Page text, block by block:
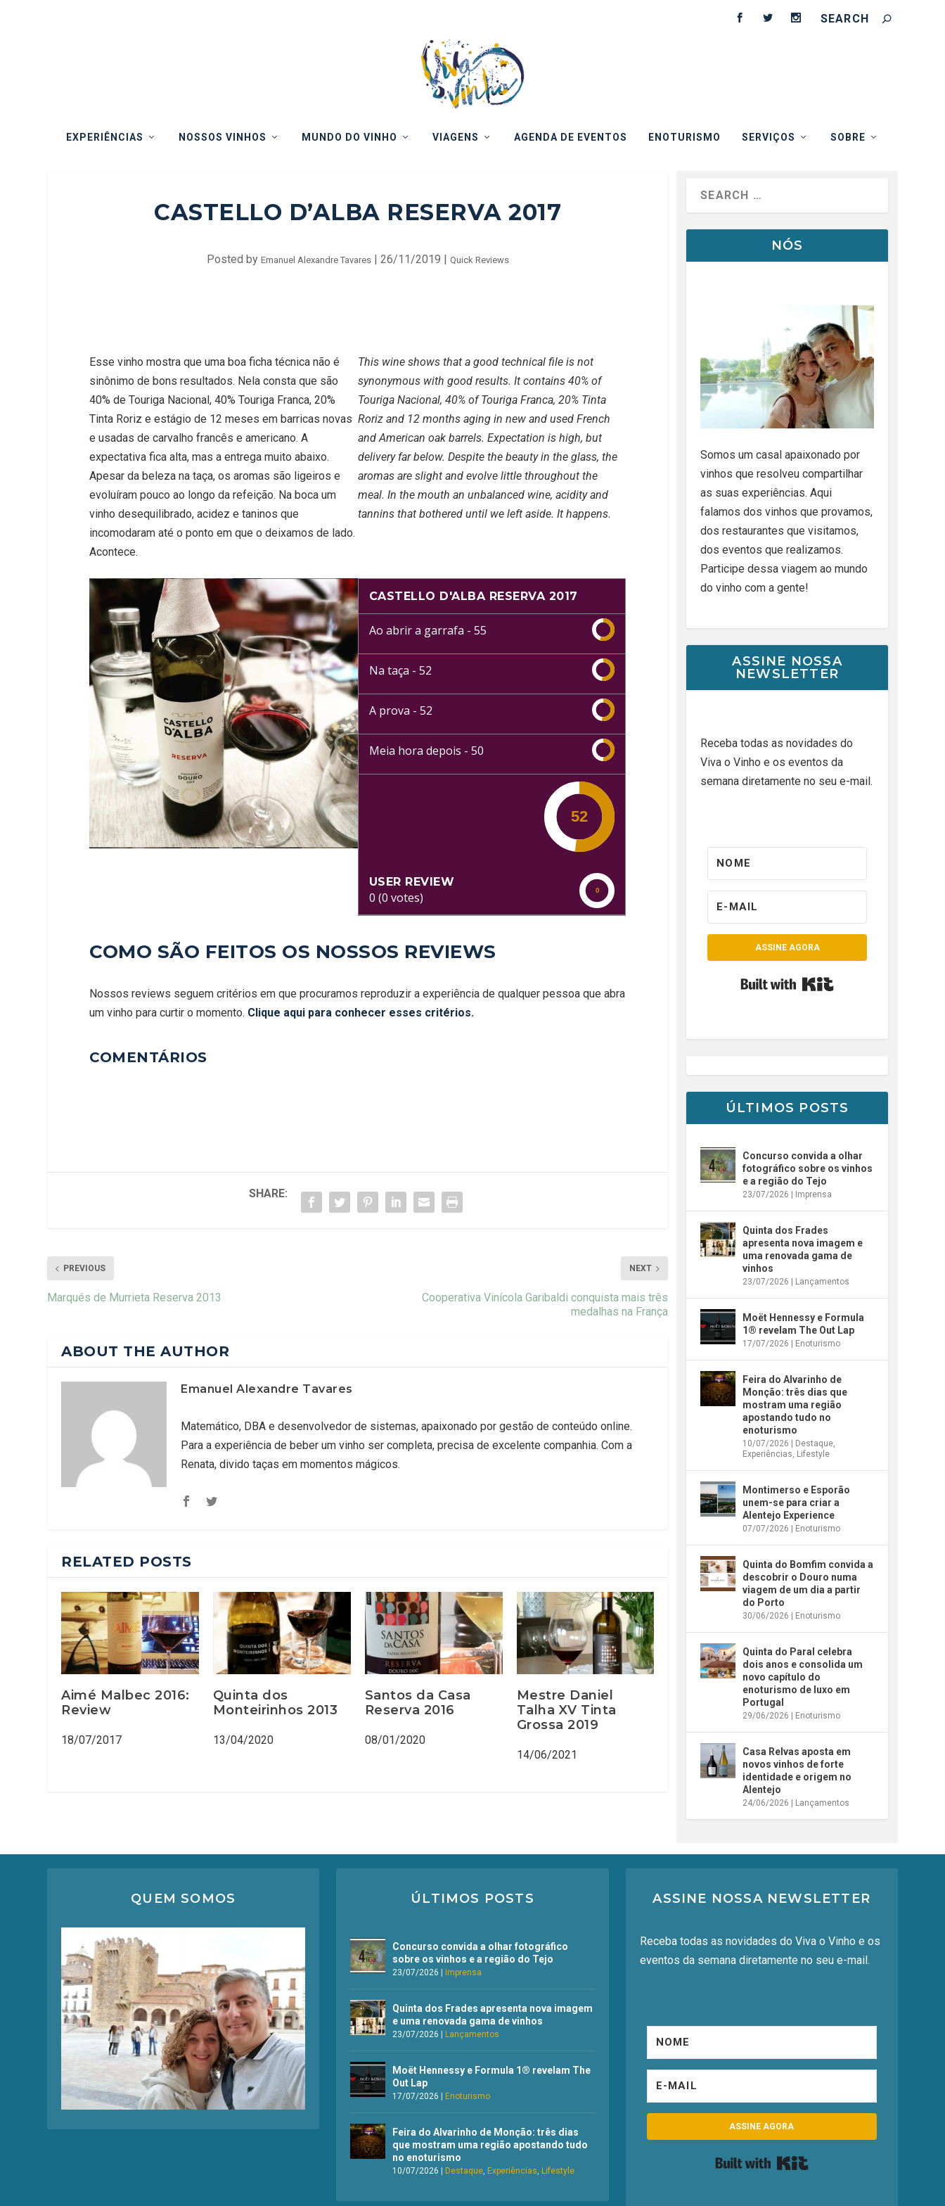
EXPERIÊNCIAS NOSSOS VINHOS MUNDO DO VINHO VIAGENS AGENDA DE EVENTOS ENOTURISMO SERVIÇOS SOBRE
CASTELLO D’ALBA RESERVA 2017
Posted by Emanuel Alexandre Tavares| 26/11/2019 | Quick Reviews
Esse vinho mostra que uma boa ficha técnica não é
sinônimo de bons resultados. Nela consta que são
40% de Touriga Nacional, 40% Touriga Franca, 20%
Tinta Roriz e estágio de 12 meses em barricas novas
e usadas de carvalho francês e americano. A
expectativa fica alta, mas a entrega muito abaixo.
Apesar da beleza na taça, os aromas são ligeiros e
evoluíram pouco ao longo da refeição. Na boca um
vinho desequilibrado, acidez e taninos que
incomodaram até o ponto em que o deixamos de lado.
Acontece.
This wine shows that a good technical file is not
synonymous with good results. It contains 40% of
Touriga Nacional, 40% of Touriga Franca, 20% Tinta
Roriz and 12 months aging in new and used French
and American oak barrels. Expectation is high, but
delivery far below. Despite the beauty in the glass, the
aromas are slight and evolve little throughout the
meal. In the mouth an unbalanced wine, acidity and
tannins that bothered until we left aside. It happens.
CASTELLO D'ALBA RESERVA 2017
Ao abrir a garrafa - 55
Na taça - 52
A prova - 52
Meia hora depois - 50
USER REVIEW
0 (0 votes)
COMO SÃO FEITOS OS NOSSOS REVIEWS
Nossos reviews seguem critérios em que procuramos reproduzir a experiência de qualquer pessoa que abra
um vinho para curtir o momento. Clique aqui para conhecer esses critérios.
COMENTÁRIOS
SHARE:
PREVIOUS
Marqués de Murrieta Reserva 2013
NEXT
Cooperativa Vinícola Garibaldi conquista mais três
medalhas na França
ABOUT THE AUTHOR
Emanuel Alexandre Tavares
Matemático, DBA e desenvolvedor de sistemas, apaixonado por gestão de conteúdo online.
Para a experiência de beber um vinho ser completa, precisa de excelente companhia. Com a
Renata, divido taças em momentos mágicos.
RELATED POSTS
Aimé Malbec 2016:
Review
18/07/2017
Quinta dos
Monteirinhos 2013
13/04/2020
Santos da Casa
Reserva 2016
08/01/2020
Mestre Daniel
Talha XV Tinta
Grossa 2019
14/06/2021
NÓS
Somos um casal apaixonado por
vinhos que resolveu compartilhar
as suas experiências. Aqui
falamos dos vinhos que provamos,
dos restaurantes que visitamos,
dos eventos que realizamos.
Participe dessa viagem ao mundo
do vinho com a gente!
ASSINE NOSSA
NEWSLETTER
Receba todas as novidades do
Viva o Vinho e os eventos da
semana diretamente no seu e-mail.
ASSINE AGORA
ÚLTIMOS POSTS
Concurso convida a olhar
fotográfico sobre os vinhos
e a região do Tejo
23/07/2026 | Imprensa
Quinta dos Frades
apresenta nova imagem e
uma renovada gama de
vinhos
23/07/2026 | Lançamentos
Moët Hennessy e Formula
1® revelam The Out Lap
17/07/2026 | Enoturismo
Feira do Alvarinho de
Monção: três dias que
mostram uma região
apostando tudo no
enoturismo
10/07/2026 | Destaque,
Experiências, Lifestyle
Montimerso e Esporão
unem-se para criar a
Alentejo Experience
07/07/2026 | Enoturismo
Quinta do Bomfim convida a
descobrir o Douro numa
viagem de um dia a partir
do Porto
30/06/2026 | Enoturismo
Quinta do Paral celebra
dois anos e consolida um
novo capítulo do
enoturismo de luxo em
Portugal
29/06/2026 | Enoturismo
Casa Relvas aposta em
novos vinhos de forte
identidade e origem no
Alentejo
24/06/2026 | Lançamentos
QUEM SOMOS ÚLTIMOS POSTS
Concurso convida a olhar fotográfico
sobre os vinhos e a região do Tejo
23/07/2026 |Imprensa
Quinta dos Frades apresenta nova imagem
e uma renovada gama de vinhos
23/07/2026 |Lançamentos
Moët Hennessy e Formula 1® revelam The
Out Lap
17/07/2026 |Enoturismo
Feira do Alvarinho de Monção: três dias
que mostram uma região apostando tudo
no enoturismo
10/07/2026 |Destaque,Experiências,Lifestyle
ASSINE NOSSA NEWSLETTER
Receba todas as novidades do Viva o Vinho e os
eventos da semana diretamente no seu e-mail.
ASSINE AGORA